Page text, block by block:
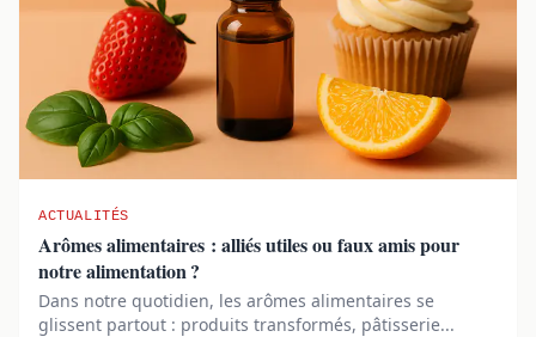
ACTUALITÉS
Arômes alimentaires : alliés utiles ou faux amis pour
notre alimentation ?
Dans notre quotidien, les arômes alimentaires se
glissent partout : produits transformés, pâtisserie...